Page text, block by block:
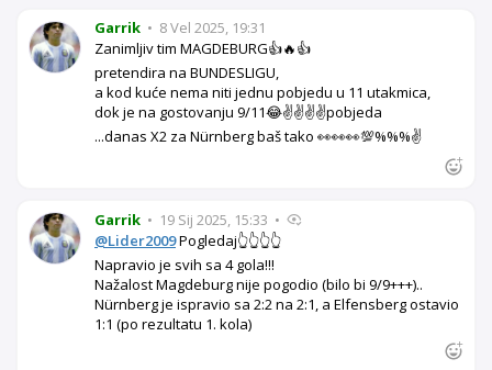
Garrik • 8 Vel 2025, 19:31
Zanimljiv tim MAGDEBURG👍🔥👍
pretendira na BUNDESLIGU,
a kod kuće nema niti jednu pobjedu u 11 utakmica,
dok je na gostovanju 9/11😂✌️✌️✌️✌️pobjeda
...danas X2 za Nürnberg baš tako 👀👀👀💯%%%✌️
Garrik • 19 Sij 2025, 15:33 •
@Lider2009Pogledaj👆👆👆👆
Napravio je svih sa 4 gola!!!
Nažalost Magdeburg nije pogodio (bilo bi 9/9+++)..
Nürnberg je ispravio sa 2:2 na 2:1, a Elfensberg ostavio
1:1 (po rezultatu 1. kola)